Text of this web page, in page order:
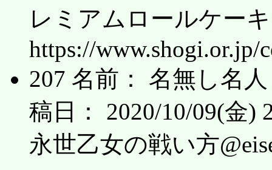
レミアムロールケーキ
https://www.shogi.or.jp/
207 名前： 名無し名人
稿日： 2020/10/09(金)
永世乙女の戦い方